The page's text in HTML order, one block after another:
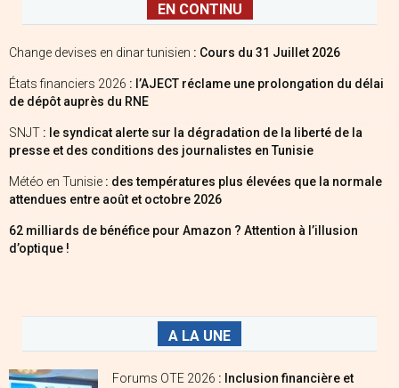
EN CONTINU
Change devises en dinar tunisien : Cours du 31 Juillet 2026
États financiers 2026 : l’AJECT réclame une prolongation du délai
de dépôt auprès du RNE
SNJT : le syndicat alerte sur la dégradation de la liberté de la
presse et des conditions des journalistes en Tunisie
Météo en Tunisie : des températures plus élevées que la normale
attendues entre août et octobre 2026
62 milliards de bénéfice pour Amazon ? Attention à l’illusion
d’optique !
A LA UNE
Forums OTE 2026 : Inclusion financière et